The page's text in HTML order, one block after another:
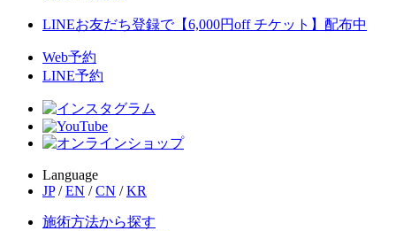
LINEお友だち登録で【6,000円off チケット】配布中
Web予約
LINE予約
Language
JP / EN / CN / KR
施術方法から探す